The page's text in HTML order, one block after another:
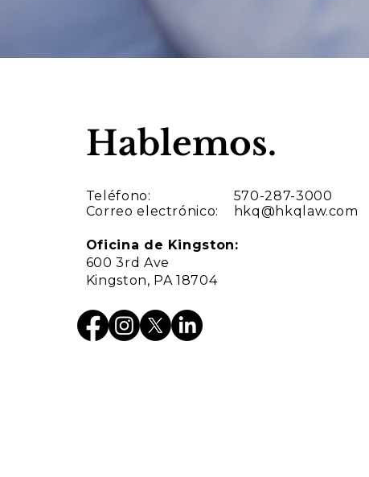
Hablemos.
Teléfono:
Correo electrónico:
570-287-3000
hkq@hkqlaw.com
Oficina de Kingston:
600 3rd Ave
Kingston, PA 18704